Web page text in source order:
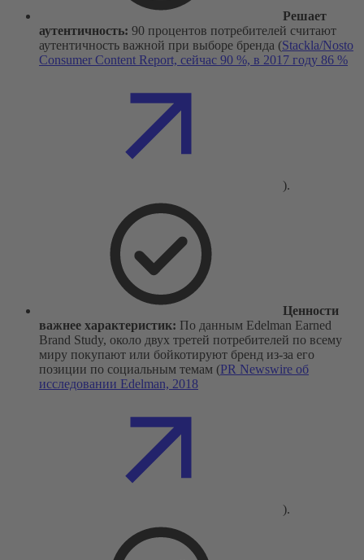
Решает
аутентичность: 90 процентов потребителей считают
аутентичность важной при выборе бренда (Stackla/Nosto
Consumer Content Report, сейчас 90 %, в 2017 году 86 %
).
Ценности
важнее характеристик: По данным Edelman Earned
Brand Study, около двух третей потребителей по всему
миру покупают или бойкотируют бренд из-за его
позиции по социальным темам (PR Newswire об
исследовании Edelman, 2018
).